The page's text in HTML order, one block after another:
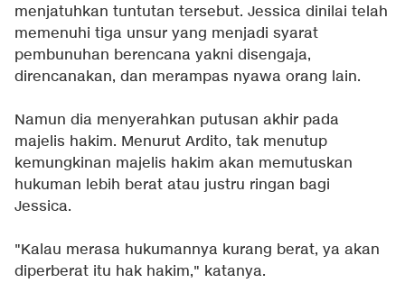
menjatuhkan tuntutan tersebut. Jessica dinilai telah
memenuhi tiga unsur yang menjadi syarat
pembunuhan berencana yakni disengaja,
direncanakan, dan merampas nyawa orang lain.
Namun dia menyerahkan putusan akhir pada
majelis hakim. Menurut Ardito, tak menutup
kemungkinan majelis hakim akan memutuskan
hukuman lebih berat atau justru ringan bagi
Jessica.
"Kalau merasa hukumannya kurang berat, ya akan
diperberat itu hak hakim," katanya.